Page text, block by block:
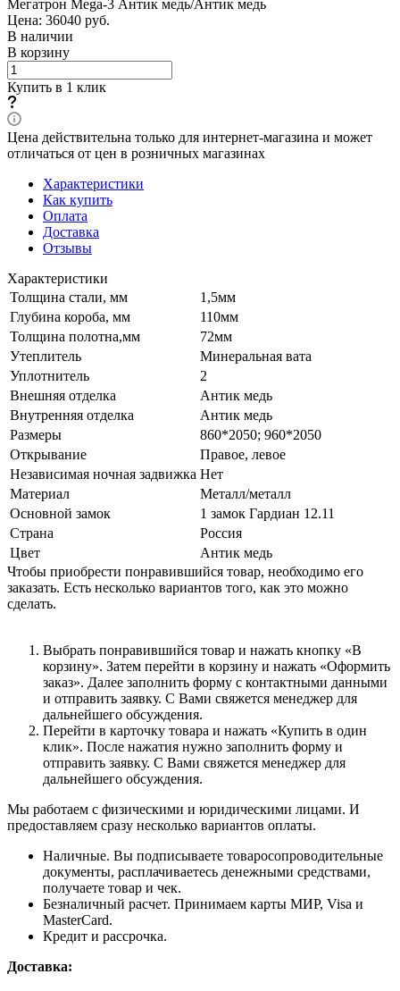
Мегатрон Mega-3 Антик медь/Антик медь
Цена: 36040 руб.
В наличии
В корзину
Купить в 1 клик
Цена действительна только для интернет-магазина и может
отличаться от цен в розничных магазинах
Характеристики
Как купить
Оплата
Доставка
Отзывы
Характеристики
Толщина стали, мм
1,5мм
Глубина короба, мм
110мм
Толщина полотна,мм
72мм
Утеплитель
Минеральная вата
Уплотнитель
2
Внешняя отделка
Антик медь
Внутренняя отделка
Антик медь
Размеры
860*2050; 960*2050
Открывание
Правое, левое
Независимая ночная задвижка Нет
Материал
Металл/металл
Основной замок
1 замок Гардиан 12.11
Страна
Россия
Цвет
Антик медь
Чтобы приобрести понравившийся товар, необходимо его
заказать. Есть несколько вариантов того, как это можно
сделать.
Выбрать понравившийся товар и нажать кнопку «В
корзину». Затем перейти в корзину и нажать «Оформить
заказ». Далее заполнить форму с контактными данными
и отправить заявку. С Вами свяжется менеджер для
дальнейшего обсуждения.
Перейти в карточку товара и нажать «Купить в один
клик». После нажатия нужно заполнить форму и
отправить заявку. С Вами свяжется менеджер для
дальнейшего обсуждения.
Мы работаем с физическими и юридическими лицами. И
предоставляем сразу несколько вариантов оплаты.
Наличные. Вы подписываете товаросопроводительные
документы, расплачиваетесь денежными средствами,
получаете товар и чек.
Безналичный расчет. Принимаем карты МИР, Visa и
MasterCard.
Кредит и рассрочка.
Доставка: